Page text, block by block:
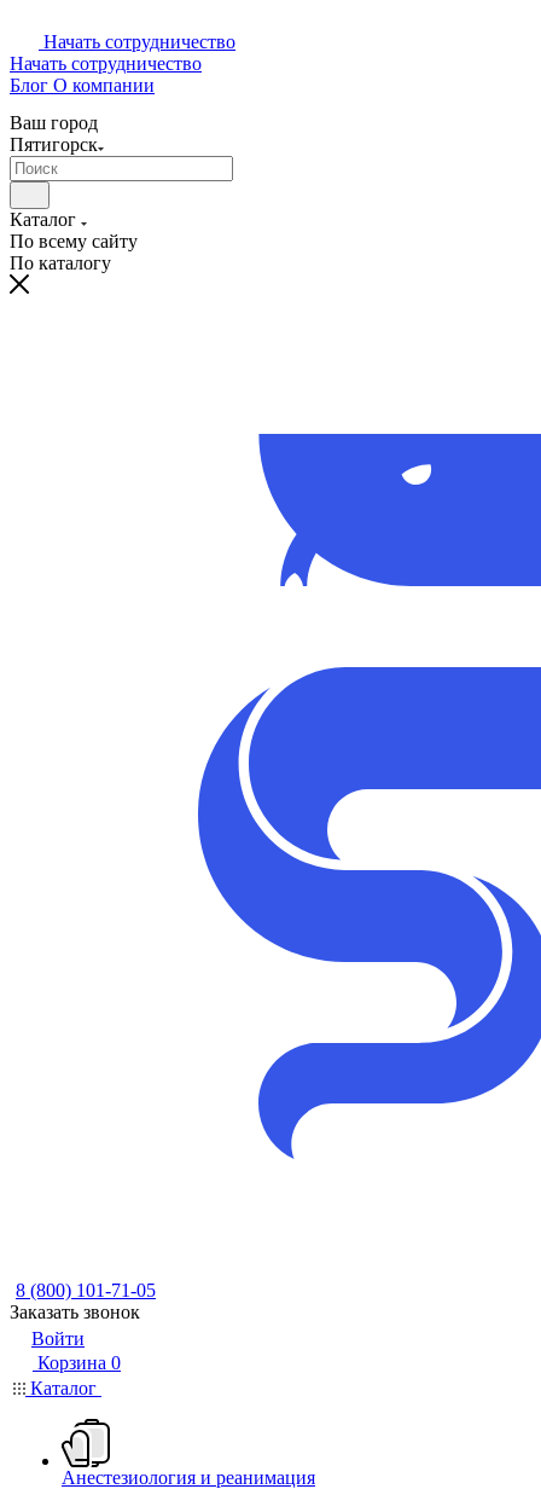
Начать сотрудничество
Начать сотрудничество
Блог О компании
Ваш город
Пятигорск
Каталог
По всему сайту
По каталогу
8 (800) 101-71-05
Заказать звонок
Войти
Корзина 0
Каталог
Анестезиология и реанимация